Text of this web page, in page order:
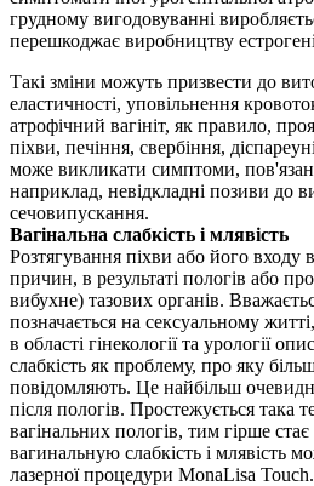
грудному вигодовуванні
перешкоджає виробництву
Такі зміни можуть призвести до
еластичності, уповільнення
атрофічний вагініт, як правило,
піхви, печіння, свербіння,
може викликати симптоми,
наприклад, невідкладні позиви до
сечовипускання.
Вагінальна слабкість і млявість
Розтягування піхви або його входу
причин, в результаті пологів або
вибухне) тазових органів.
позначається на сексуальному
в області гінекології та урології
слабкість як проблему, про яку
повідомляють. Це найбільш
після пологів. Простежується така
вагінальних пологів, тим гірше
вагинальную слабкість і млявість
лазерної процедури MonaLisa Touch.